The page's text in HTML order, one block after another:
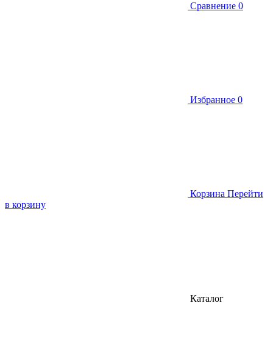
Сравнение 0
Избранное 0
Корзина Перейти
в корзину
Каталог